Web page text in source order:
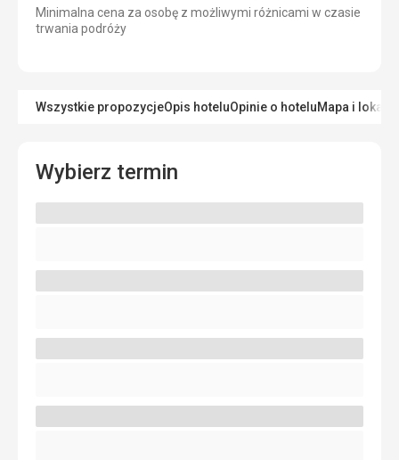
Minimalna cena za osobę z możliwymi różnicami w czasie
trwania podróży
Wszystkie propozycjeOpis hoteluOpinie o hoteluMapa i
Wybierz termin